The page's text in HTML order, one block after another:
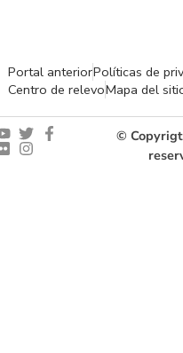
Portal anteriorPolíticas de
Centro de relevoMapa del
©